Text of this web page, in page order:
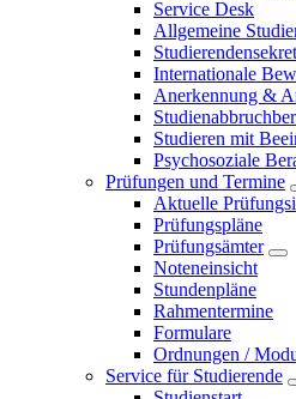
Service Desk
Allgemeine
Internationale
Anerkennung &
Studieren mit
Psychosoziale
Prüfungen und Termine
Aktuelle
Prüfungspläne
Prüfungsämter
Noteneinsicht
Stundenpläne
Rahmentermine
Formulare
Ordnungen /
Service für Studierende